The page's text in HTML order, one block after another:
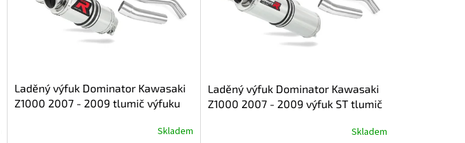
Laděný výfuk Dominator Kawasaki
Z1000 2007 - 2009 tlumič výfuku
Skladem
Laděný výfuk Dominator Kawasaki
Z1000 2007 - 2009 výfuk ST tlumič
Skladem